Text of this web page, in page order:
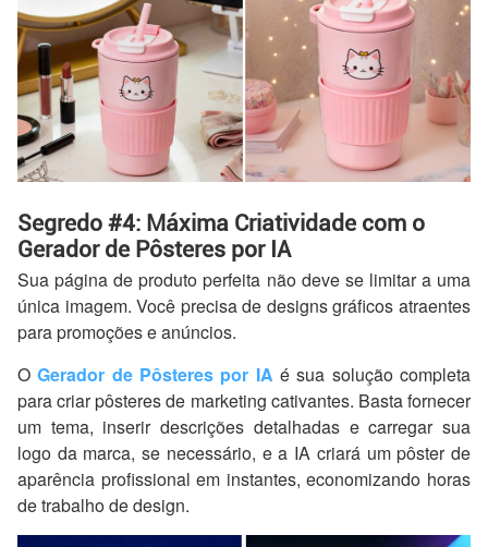
Segredo #4: Máxima Criatividade com o
Gerador de Pôsteres por IA
Sua página de produto perfeita não deve se limitar a uma
única imagem. Você precisa de designs gráficos atraentes
para promoções e anúncios.
OGerador de Pôsteres por IA é sua solução completa
para criar pôsteres de marketing cativantes. Basta fornecer
um tema, inserir descrições detalhadas e carregar sua
logo da marca, se necessário, e a IA criará um pôster de
aparência profissional em instantes, economizando horas
de trabalho de design.